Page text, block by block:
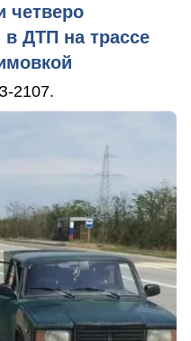
четверо
ДТП на трассе
2107.